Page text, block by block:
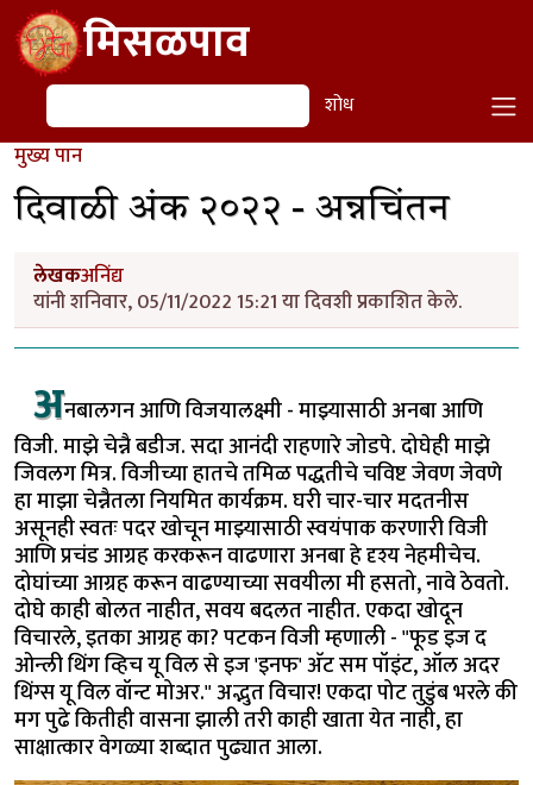
Skip to main contentमिसळपाव
शोध शोध
मुख्य पान
दिवाळी अंक २०२२ - अन्नचिंतन
लेखकअनिंद्य
यांनी शनिवार, 05/11/2022 15:21 या दिवशी प्रकाशित केले.
अनबालगन आणि विजयालक्ष्मी - माझ्यासाठी अनबा आणि
विजी. माझे चेन्नै बडीज. सदा आनंदी राहणारे जोडपे. दोघेही माझे
जिवलग मित्र. विजीच्या हातचे तमिळ पद्धतीचे चविष्ट जेवण जेवणे
हा माझा चेन्नैतला नियमित कार्यक्रम. घरी चार-चार मदतनीस
असूनही स्वतः पदर खोचून माझ्यासाठी स्वयंपाक करणारी विजी
आणि प्रचंड आग्रह करकरून वाढणारा अनबा हे दृश्य नेहमीचेच.
दोघांच्या आग्रह करून वाढण्याच्या सवयीला मी हसतो, नावे ठेवतो.
दोघे काही बोलत नाहीत, सवय बदलत नाहीत. एकदा खोदून
विचारले, इतका आग्रह का? पटकन विजी म्हणाली - "फूड इज द
ओन्ली थिंग व्हिच यू विल से इज 'इनफ' अ‍ॅट सम पॉइंट, ऑल अदर
थिंग्स यू विल वॉन्ट मोअर." अद्भुत विचार! एकदा पोट तुडुंब भरले की
मग पुढे कितीही वासना झाली तरी काही खाता येत नाही, हा
साक्षात्कार वेगळ्या शब्दात पुढ्यात आला.